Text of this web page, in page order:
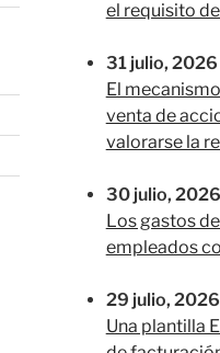
el requisito
31 julio, 2026
El
venta de
valorarse la
30 julio, 2026
Los gastos
empleados
29 julio, 2026
Una plantilla